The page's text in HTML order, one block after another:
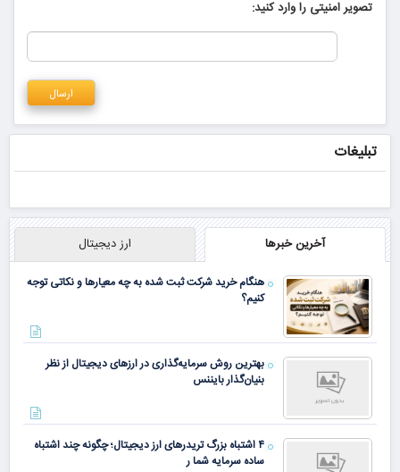
تصویر امنیتی را وارد کنید:
تبلیغات
آخرین خبرها ارز دیجیتال
هنگام خرید شرکت ثبت شده به چه معیارها و نکاتی توجه
کنیم؟
بهترین روش سرمایه‌گذاری در ارزهای دیجیتال از نظر
بنیان‌گذار بایننس
۴ اشتباه بزرگ تریدرهای ارز دیجیتال؛ چگونه چند اشتباه
ساده سرمایه شما ر